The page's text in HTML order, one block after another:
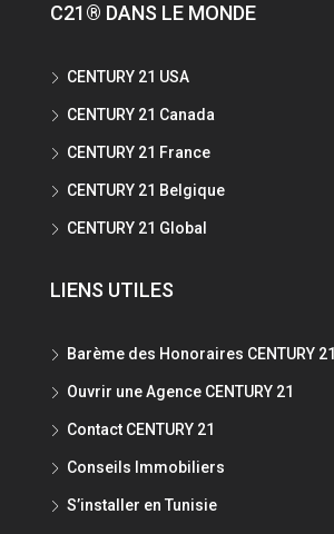
C21® DANS LE MONDE
CENTURY 21 USA
CENTURY 21 Canada
CENTURY 21 France
CENTURY 21 Belgique
CENTURY 21 Global
LIENS UTILES
Barème des Honoraires CENTURY 21
Ouvrir une Agence CENTURY 21
Contact CENTURY 21
Conseils Immobiliers
S’installer en Tunisie